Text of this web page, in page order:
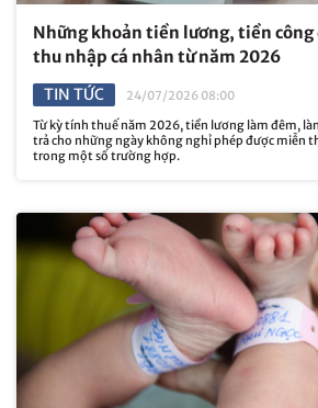
Những khoản tiền lương, tiền
thu nhập cá nhân từ năm 2026
TIN TỨC
24/07/2026 08:00
Từ kỳ tính thuế năm 2026, tiền lương làm đêm,
trả cho những ngày không nghỉ phép được miễn
trong một số trường hợp.